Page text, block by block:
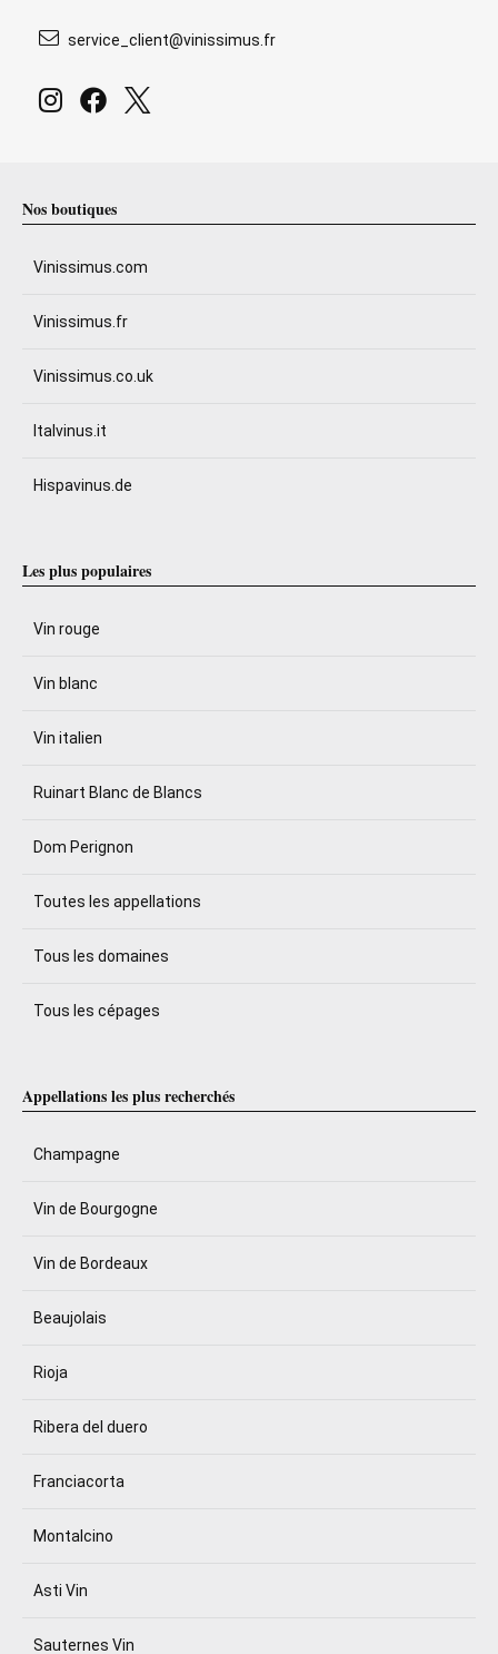
service_client@vinissimus.fr
Nos boutiques
Vinissimus.com
Vinissimus.fr
Vinissimus.co.uk
Italvinus.it
Hispavinus.de
Les plus populaires
Vin rouge
Vin blanc
Vin italien
Ruinart Blanc de Blancs
Dom Perignon
Toutes les appellations
Tous les domaines
Tous les cépages
Appellations les plus recherchés
Champagne
Vin de Bourgogne
Vin de Bordeaux
Beaujolais
Rioja
Ribera del duero
Franciacorta
Montalcino
Asti Vin
Sauternes Vin